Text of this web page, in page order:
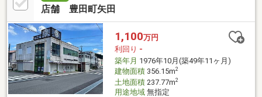
店舗 豊田町矢田
1,100万円
利回り -
築年月 1976年10月(築49年11ヶ月)
建物面積356.15m2
土地面積237.77m2
用途地域無指定